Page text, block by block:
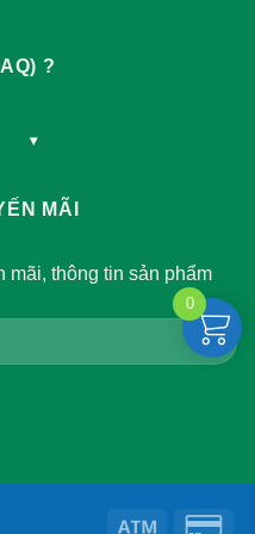
?
▾
MÃI
mãi, thông tin sản phẩm
0